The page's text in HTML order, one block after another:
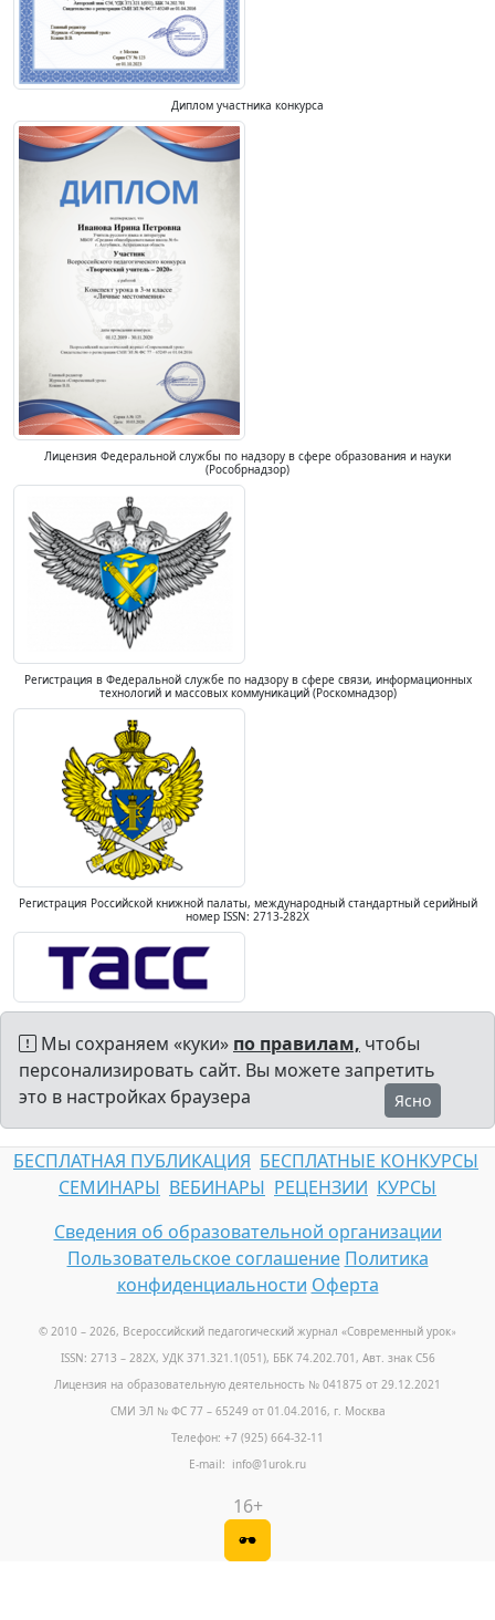
Диплом участника конкурса
Лицензия Федеральной службы по надзору в сфере образования и науки
(Рособрнадзор)
Регистрация в Федеральной службе по надзору в сфере связи, информационных
технологий и массовых коммуникаций (Роскомнадзор)
Регистрация Российской книжной палаты, международный стандартный серийный
номер ISSN: 2713-282X
Мы сохраняем «куки» по правилам, чтобы
персонализировать сайт. Вы можете запретить
это в настройках браузера
Ясно
БЕСПЛАТНАЯ ПУБЛИКАЦИЯ БЕСПЛАТНЫЕ КОНКУРСЫ
СЕМИНАРЫ ВЕБИНАРЫ РЕЦЕНЗИИ КУРСЫ
Сведения об образовательной организации
Пользовательское соглашение Политика
конфиденциальности Оферта
© 2010 – 2026, Всероссийский педагогический журнал «Современный урок»
ISSN: 2713 – 282X, УДК 371.321.1(051), ББК 74.202.701, Авт. знак С56
Лицензия на образовательную деятельность № 041875 от 29.12.2021
СМИ ЭЛ № ФС 77 – 65249 от 01.04.2016, г. Москва
Телефон: +7 (925) 664-32-11
E-mail: info@1urok.ru
16+